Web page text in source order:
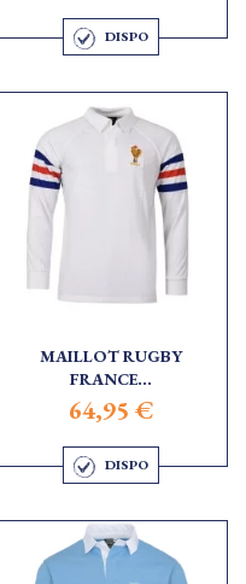
DISPO
MAILLOT RUGBY
FRANCE...
64,95 €
DISPO